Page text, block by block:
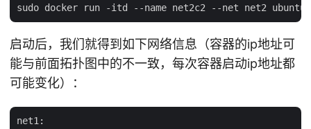
启动后，我们就得到如下网络信息（容器的ip地址可
能与前面拓扑图中的不一致，每次容器启动ip地址都
可能变化）：
net1: